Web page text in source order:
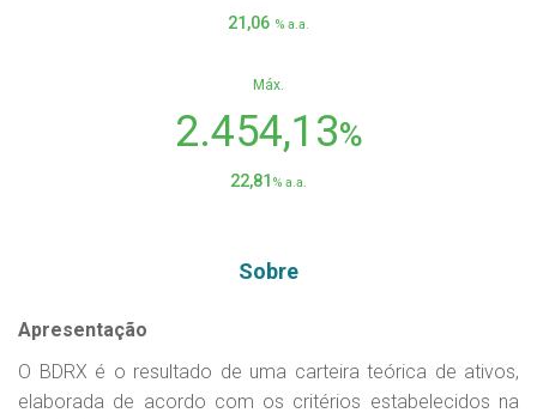
21,06 % a.a.
Máx.
2.454,13%
22,81 % a.a.
Sobre
Apresentação
O BDRX é o resultado de uma carteira teórica de ativos,
elaborada de acordo com os critérios estabelecidos na